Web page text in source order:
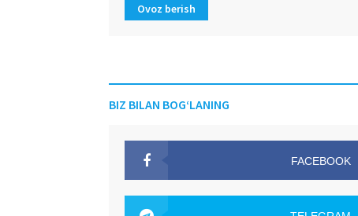
Ovoz berish
BIZ BILAN BOG‘LANING
FACEBOOK